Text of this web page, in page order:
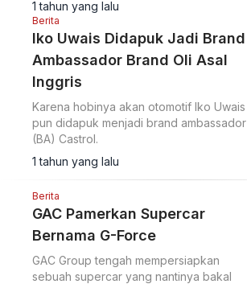
1 tahun yang lalu
Berita
Iko Uwais Didapuk Jadi Brand
Ambassador Brand Oli Asal
Inggris
Karena hobinya akan otomotif Iko Uwais
pun didapuk menjadi brand ambassador
(BA) Castrol.
1 tahun yang lalu
Berita
GAC Pamerkan Supercar
Bernama G-Force
GAC Group tengah mempersiapkan
sebuah supercar yang nantinya bakal